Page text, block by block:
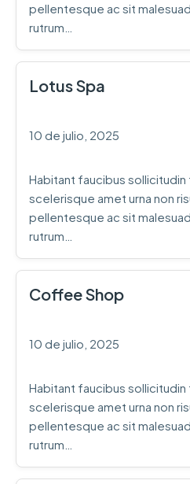
pellentesque ac sit
rutrum…
Lotus Spa
10 de julio, 2025
Habitant faucibus sollicitudin
scelerisque amet urna non
pellentesque ac sit
rutrum…
Coffee Shop
10 de julio, 2025
Habitant faucibus sollicitudin
scelerisque amet urna non
pellentesque ac sit
rutrum…